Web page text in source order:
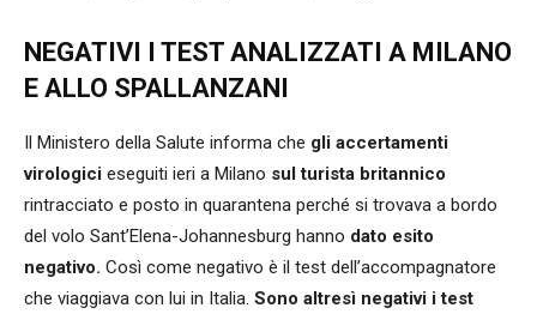
NEGATIVI I TEST ANALIZZATI A MILANO
E ALLO SPALLANZANI
Il Ministero della Salute informa che gli accertamenti
virologici eseguiti ieri a Milano sul turista britannico
rintracciato e posto in quarantena perché si trovava a bordo
del volo Sant’Elena-Johannesburg hanno dato esito
negativo. Così come negativo è il test dell’accompagnatore
che viaggiava con lui in Italia. Sono altresì negativi i test